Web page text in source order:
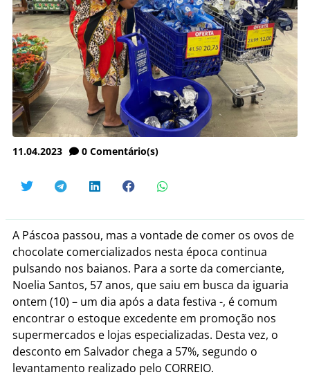
11.04.2023 0 Comentário(s)
A Páscoa passou, mas a vontade de comer os ovos de
chocolate comercializados nesta época continua
pulsando nos baianos. Para a sorte da comerciante,
Noelia Santos, 57 anos, que saiu em busca da iguaria
ontem (10) – um dia após a data festiva -, é comum
encontrar o estoque excedente em promoção nos
supermercados e lojas especializadas. Desta vez, o
desconto em Salvador chega a 57%, segundo o
levantamento realizado pelo CORREIO.